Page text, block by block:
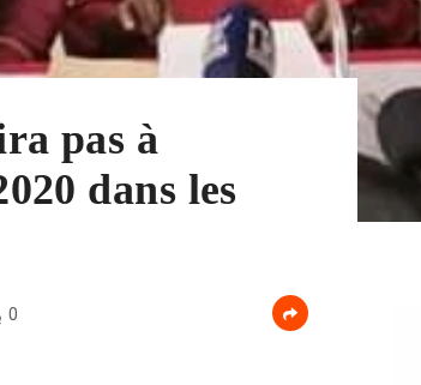
pas à
dans les
0